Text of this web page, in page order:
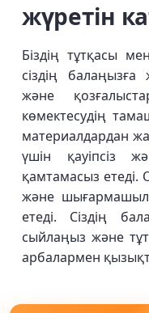
жүретін
Біздің тұтқасы
сіздің
және
көмектесудің
материалдардан
үшін қауіпсіз
қамтамасыз
және
етеді. Сіздің
сыйлаңыз және
арбалармен